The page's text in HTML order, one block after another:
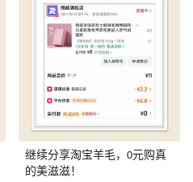
继续分享淘宝羊毛，0元购真
的美滋滋！